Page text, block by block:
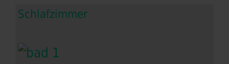
Schlafzimmer